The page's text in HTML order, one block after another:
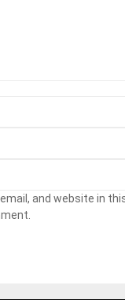
and website in